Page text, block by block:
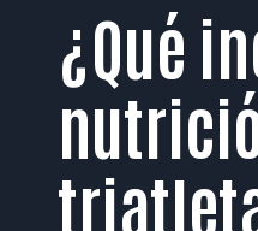
¿Qué